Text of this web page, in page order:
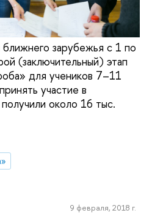
зарубежья с 1 по
(заключительный) этап
для учеников 7–11
участие в
около 16 тыс.
9 февраля, 2018 г.